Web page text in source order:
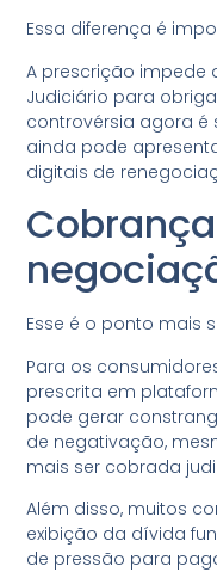
Essa diferença é
A prescrição impede
Judiciário para
controvérsia agora
ainda pode
digitais de
Esse é o ponto mais
Para os
prescrita em
pode gerar
de negativação,
mais ser cobrada
Além disso, muitos
exibição da dívida
de pressão para